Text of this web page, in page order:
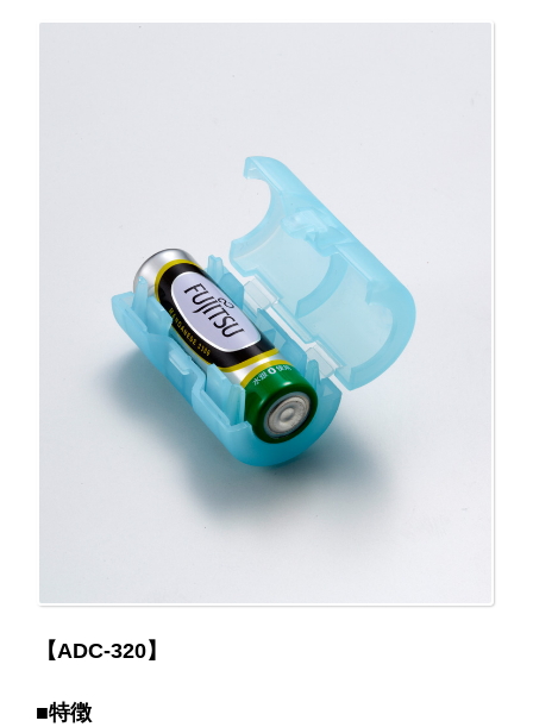
【ADC-320】
■特徴